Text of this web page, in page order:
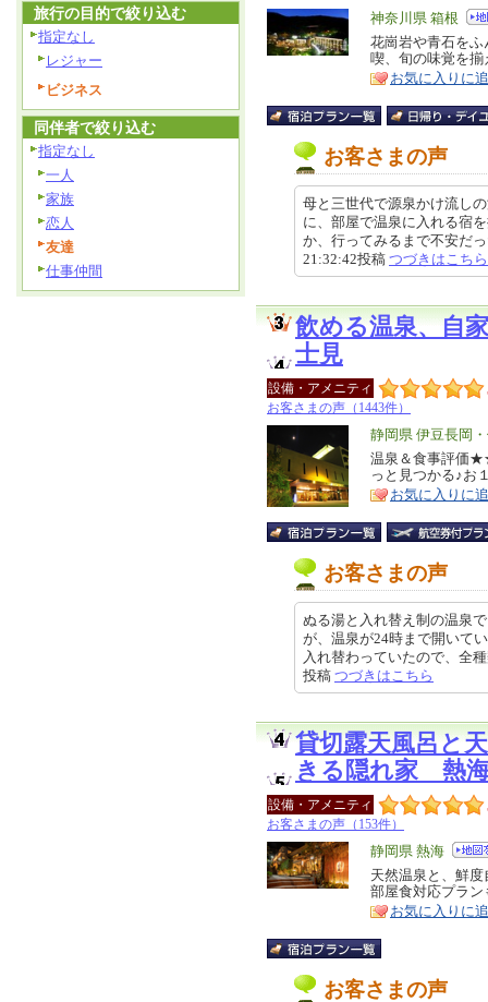
エ
リ
ア
神奈川県 箱根
特
徴
花崗岩や青石を
喫、旬の味覚を
お気に入りに
お客さまの声
母と三世代で源泉かけ流し
に、部屋で温泉に入れる宿
か、行ってみるまで不安だ
21:32:42投稿 つづきはこちら
飲める温泉、自
士見
設備・アメニティ
お客さまの声（1443件）
エ
リ
ア
静岡県 伊豆長岡
特
徴
温泉＆食事評価
っと見つかる♪お
お気に入りに
お客さまの声
ぬる湯と入れ替え制の温泉
が、温泉が24時まで開いて
入れ替わっていたので、全
投稿 つづきはこちら
貸切露天風呂と
きる隠れ家 熱
設備・アメニティ
お客さまの声（153件）
エ
リ
ア
静岡県 熱海
特
徴
天然温泉と、鮮
部屋食対応プラ
お気に入りに
お客さまの声
旅行の目的で絞り込む
指定なし
レジャー
ビジネス
同伴者で絞り込む
指定なし
一人
家族
恋人
友達
仕事仲間